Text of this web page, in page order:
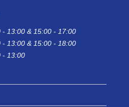
- 13:00 & 15:00 - 17:00
- 13:00 & 15:00 - 18:00
- 13:00